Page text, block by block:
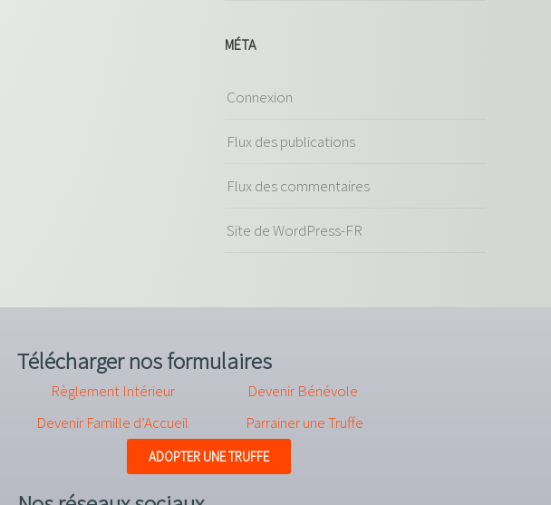
MÉTA
Connexion
Flux des publications
Flux des commentaires
Site de WordPress-FR
Télécharger nos formulaires
Règlement Intérieur
Devenir Famille d’Accueil
Devenir Bénévole
Parrainer une Truffe
ADOPTER UNE TRUFFE